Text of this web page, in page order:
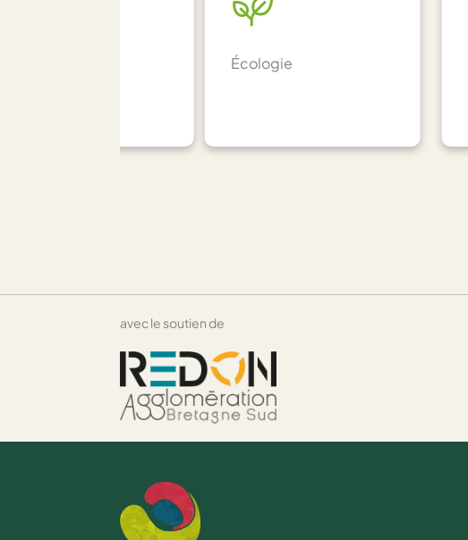
Écologie
avec le soutien de